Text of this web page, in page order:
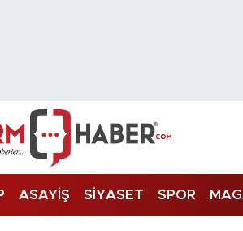
ASAYİŞ SİYASET SPOR
ve Fikstür